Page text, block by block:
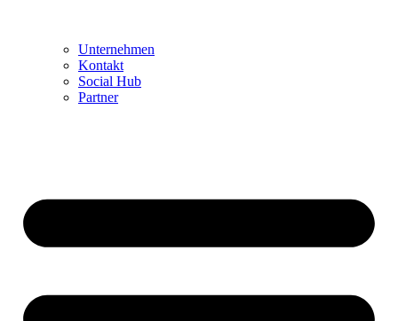
Unternehmen
Kontakt
Social Hub
Partner